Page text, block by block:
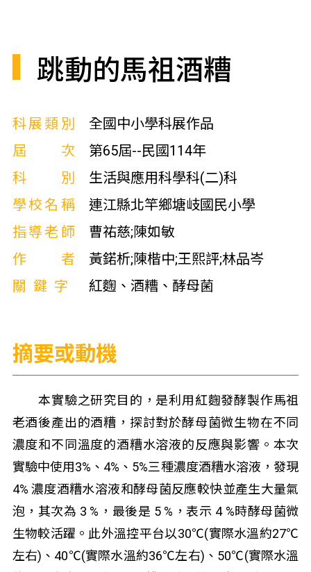
跳動的馬祖酒糟
科展類別
全國中小學科展作品
屆次
第65屆--民國114年
科別
生活與應用科學科(二)科
學校名稱
連江縣北竿鄉塘岐國民小學
指導老師
曹祐慈;陳如敏
作者
黃鍩析;陳楷中;王熙評;林品岑
關鍵字
紅麴、酒糟、酵母菌
摘要或動機
本實驗之研究目的，是利用紅麴發酵製作馬祖
老酒後產出的酒糟，探討對於酵母菌微生物在不同
濃度和不同溫度的酒糟水溶液的反應與影響。本次
實驗中使用3%、4%、5%三種濃度酒糟水溶液，發現
4% 濃度酒糟水溶液和酵母菌反應較快並產生大量氣
泡，其次為 3 %，最後是 5 %，表示 4 %時酵母菌微
生物較活躍。此外溫控平台以30℃(實際水溫約27℃
左右)、40℃(實際水溫約36℃左右)、50℃(實際水溫